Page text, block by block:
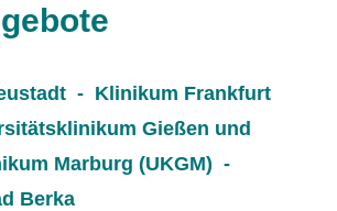
- Klinikum Frankfurt
Gießen und
Marburg (UKGM) -
Berka